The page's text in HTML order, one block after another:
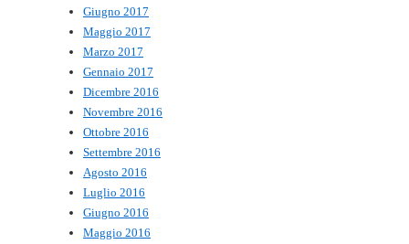
Giugno 2017
Maggio 2017
Marzo 2017
Gennaio 2017
Dicembre 2016
Novembre 2016
Ottobre 2016
Settembre 2016
Agosto 2016
Luglio 2016
Giugno 2016
Maggio 2016